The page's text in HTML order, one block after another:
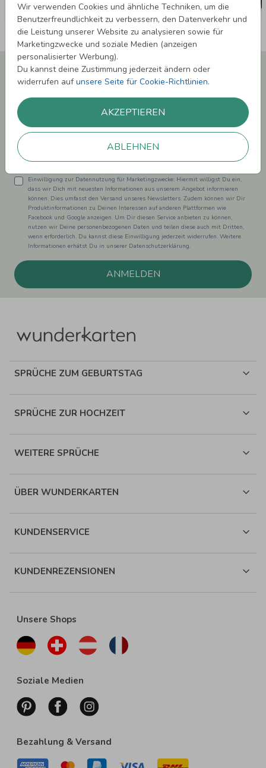
Wir verwenden Cookies und ähnliche Techniken, um die
Benutzerfreundlichkeit zu verbessern, den Datenverkehr und
die Leistung unserer Website zu analysieren sowie für
Marketingzwecke und soziale Medien (anzeigen
personalisierter Werbung).
Du kannst deine Zustimmung jederzeit ändern oder
widerrufen aufunsere Seite für Cookie-Richtlinien.
AKZEPTIEREN
ABLEHNEN
Newsletter abonnieren und 5,00 € Rabatt**
sichern!
Melde Dich zu unserem Newsletter an und bleibe auf dem
Laufenden.
Einwilligung zur Datennutzung für Marketingzwecke: Hiermit willigst Du ein,
dass wir Dich mit neuesten Informationen aus unserem Angebot informieren
können. Dies umfasst den Versand unseres Newsletters. Zudem können wir Dir
Produktinformationen zu Deinen Interessen auf anderen Plattformen wie
Facebook und Google anzeigen. Um Dir diesen Service anbieten zu können,
nutzen wir Deine personenbezogenen Daten und teilen diese auch mit Dritten,
wenn erforderlich. Du kannst diese Einwilligung jederzeit widerrufen. Weitere
Informationen erhätst Du in unserer Datenschutzerklärung.
ANMELDEN
SPRÜCHE ZUM GEBURTSTAG
SPRÜCHE ZUR HOCHZEIT
WEITERE SPRÜCHE
ÜBER WUNDERKARTEN
KUNDENSERVICE
KUNDENREZENSIONEN
Unsere Shops
Soziale Medien
Bezahlung & Versand